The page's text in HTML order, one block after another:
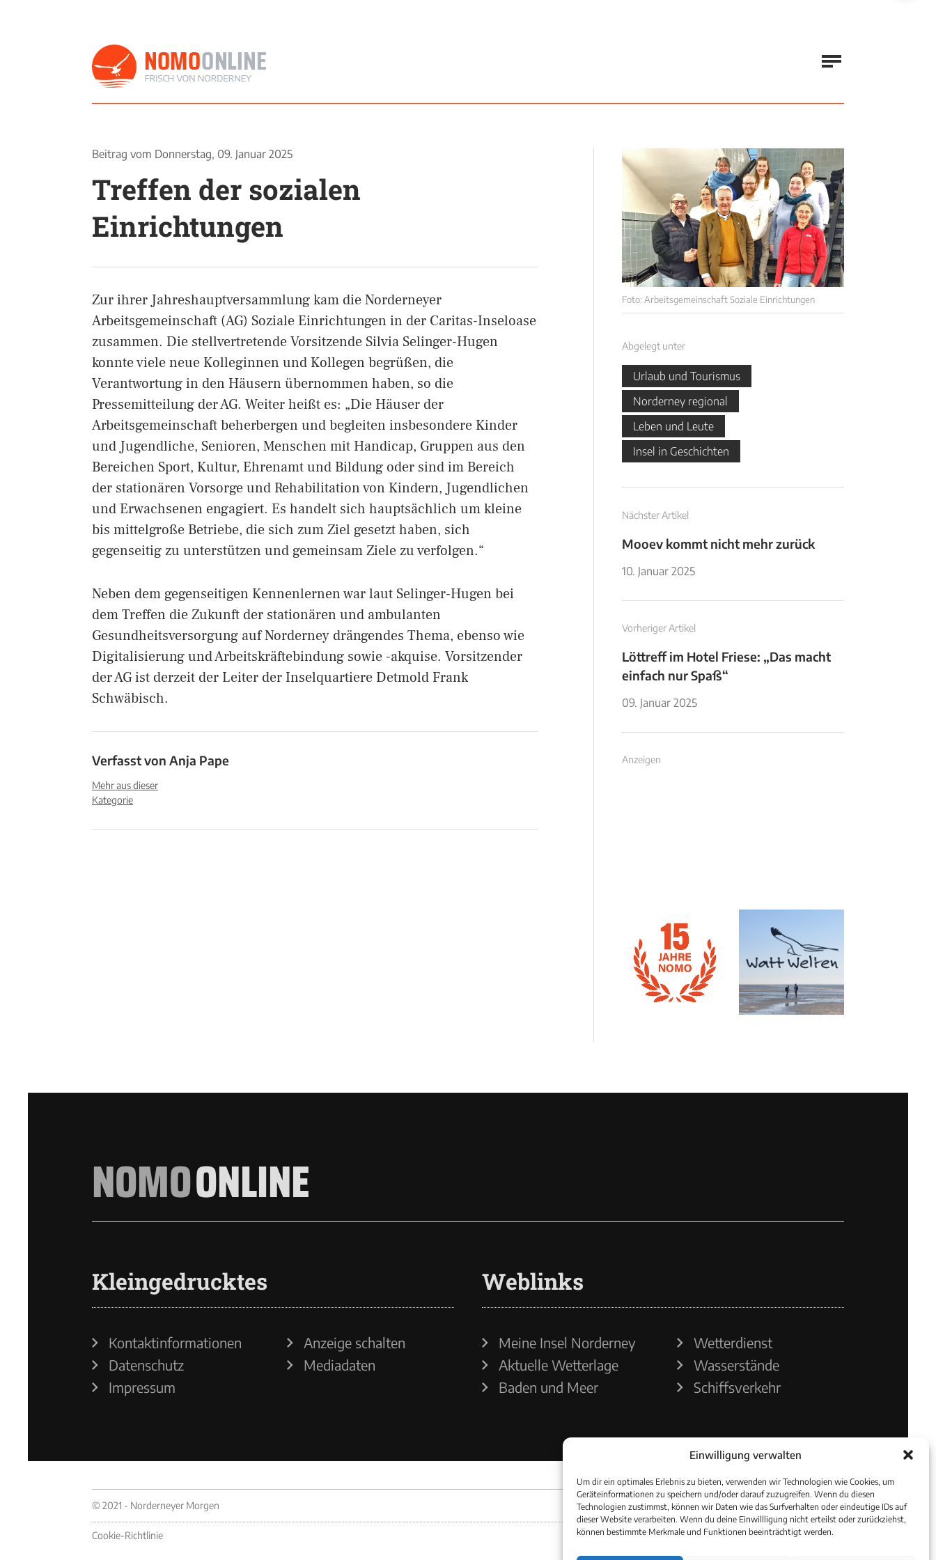
Einwilligung verwalten
Um dir ein optimales Erlebnis zu bieten, verwenden wir Technologien wie Cookies, um
Geräteinformationen zu speichern und/oder darauf zuzugreifen. Wenn du diesen
Technologien zustimmst, können wir Daten wie das Surfverhalten oder eindeutige IDs auf
dieser Website verarbeiten. Wenn du deine Einwillligung nicht erteilst oder zurückziehst,
können bestimmte Merkmale und Funktionen beeinträchtigt werden.
Foto: Arbeitsgemeinschaft Soziale Einrichtungen
Beitrag vom Donnerstag, 09. Januar 2025
Treffen der sozialen
Einrichtungen
Zur ihrer Jahreshauptversammlung kam die Norderneyer
Arbeitsgemeinschaft (AG) Soziale Einrichtungen in der Caritas-Inseloase
zusammen. Die stellvertretende Vorsitzende Silvia Selinger-Hugen
konnte viele neue Kolleginnen und Kollegen begrüßen, die
Verantwortung in den Häusern übernommen haben, so die
Pressemitteilung der AG. Weiter heißt es: „Die Häuser der
Arbeitsgemeinschaft beherbergen und begleiten insbesondere Kinder
und Jugendliche, Senioren, Menschen mit Handicap, Gruppen aus den
Bereichen Sport, Kultur, Ehrenamt und Bildung oder sind im Bereich
der stationären Vorsorge und Rehabilitation von Kindern, Jugendlichen
und Erwachsenen engagiert. Es handelt sich hauptsächlich um kleine
bis mittelgroße Betriebe, die sich zum Ziel gesetzt haben, sich
gegenseitig zu unterstützen und gemeinsam Ziele zu verfolgen.“
Neben dem gegenseitigen Kennenlernen war laut Selinger-Hugen bei
dem Treffen die Zukunft der stationären und ambulanten
Gesundheitsversorgung auf Norderney drängendes Thema, ebenso wie
Digitalisierung und Arbeitskräftebindung sowie -akquise. Vorsitzender
der AG ist derzeit der Leiter der Inselquartiere Detmold Frank
Schwäbisch.
Verfasst von Anja Pape
Mehr aus dieser
Kategorie
Abgelegt unter
Urlaub und Tourismus
Norderney regional
Leben und Leute
Insel in Geschichten
Nächster Artikel
Mooev kommt nicht mehr zurück
10. Januar 2025
Vorheriger Artikel
Löttreff im Hotel Friese: „Das macht
einfach nur Spaß“
09. Januar 2025
Anzeigen
NOMOONLINE
Kleingedrucktes
Kontaktinformationen
Datenschutz
Impressum
Anzeige schalten
Mediadaten
Weblinks
Meine Insel Norderney
Aktuelle Wetterlage
Baden und Meer
Wetterdienst
Wasserstände
Schiffsverkehr
© 2021 - Norderneyer Morgen
Cookie-Richtlinie